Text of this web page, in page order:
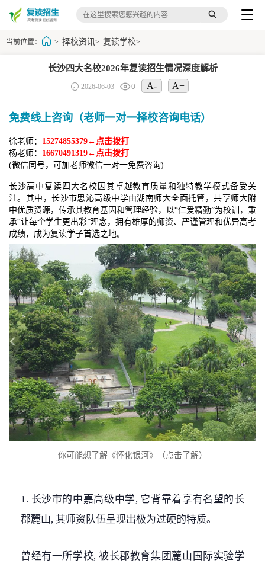
当前位置： > 择校资讯> 复读学校>
长沙四大名校2026年复读招生情况深度解析
2026-06-03 0 A- A+
免费线上咨询（老师一对一择校咨询电话）
徐老师： 15274855379←点击拨打
杨老师： 16670491319←点击拨打
(微信同号，可加老师微信一对一免费咨询)
长沙高中复读四大名校因其卓越教育质量和独特教学模式备受关
注。其中，长沙市思沁高级中学由湖南师大全面托管，共享师大附
中优质资源，传承其教育基因和管理经验，以“仁爱精勤”为校训，秉
承“让每个学生更出彩”理念，拥有雄厚的师资、严谨管理和优异高考
成绩，成为复读学子首选之地。
你可能想了解《怀化银河》（点击了解）
1. 长沙市的中嘉高级中学, 它背靠着享有名望的长
郡麓山, 其师资队伍呈现出极为过硬的特质。
曾经有一所学校, 被长郡教育集团麓山国际实验学